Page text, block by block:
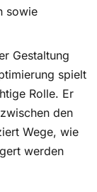
sowie
Gestaltung
spielt
Rolle. Er
den
Wege, wie
werden